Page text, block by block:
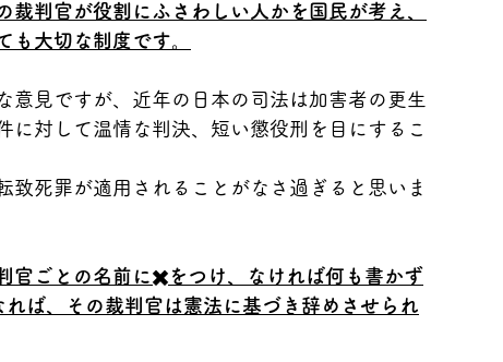
裁判官が役割にふさわしい人かを国民が考え、
も大切な制度です。
意見ですが、近年の日本の司法は加害者の更生
に対して温情な判決、短い懲役刑を目にするこ
死罪が適用されることがなさ過ぎると思いま
官ごとの名前に✖️をつけ、なければ何も書かず
ば、その裁判官は憲法に基づき辞めさせられ